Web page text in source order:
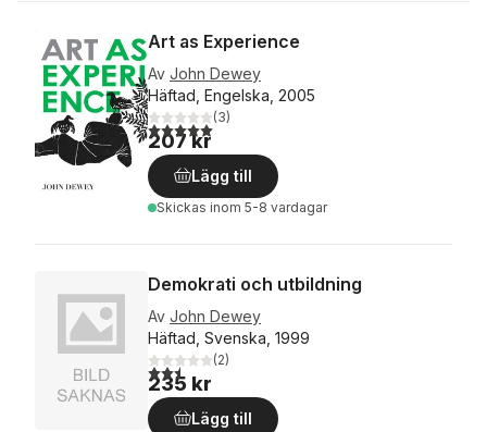
Art as Experience
Av John Dewey
Häftad, Engelska, 2005
5,0utav 5 stjärnor. Totalt antal röster:
(3)
207 kr
Lägg till
Skickas inom 5-8 vardagar
Demokrati och utbildning
Av John Dewey
Häftad, Svenska, 1999
2,5utav 5 stjärnor. Totalt antal röster:
(2)
235 kr
Lägg till